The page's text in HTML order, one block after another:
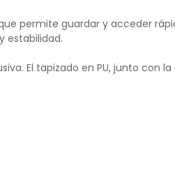
permite guardar y acceder
estabilidad.
El tapizado en PU, junto con